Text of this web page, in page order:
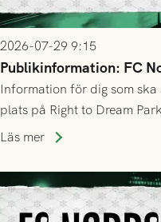
2026-07-29 9:15
Publikinformation: FC
Information för dig som
plats på Right to Dream
Läs mer